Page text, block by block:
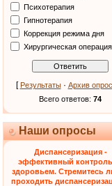
Психотерапия
Гипнотерапия
Коррекция режима дня
Хирургическая операция
[ Результаты· Архив
Всего ответов: 74
Наши опросы
Диспансеризация -
эффективный контроль
здоровьем. Стремитесь
проходить